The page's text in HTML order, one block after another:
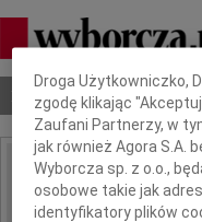
Nekrologi Odeszli
IMIĘ I NAZWISKO:
Dbamy o Twoją
Droga Użytkowniczko,
zgodę klikając
Zaufani Partnerzy, w
jak również Agora S.A.
Wyborcza sp. z o.o.,
osobowe takie jak
identyfikatory plików